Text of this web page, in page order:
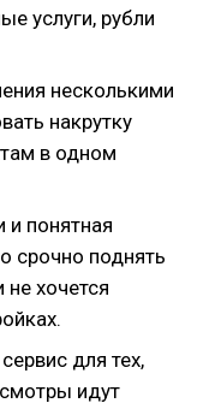
услуги, рубли
несколькими
накрутку
в одном
понятная
срочно поднять
хочется
для тех,
идут